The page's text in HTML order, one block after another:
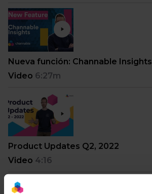
Nueva función: Channable Insights
Video 6:27m
Product Updates Q2, 2022
Video 4:16